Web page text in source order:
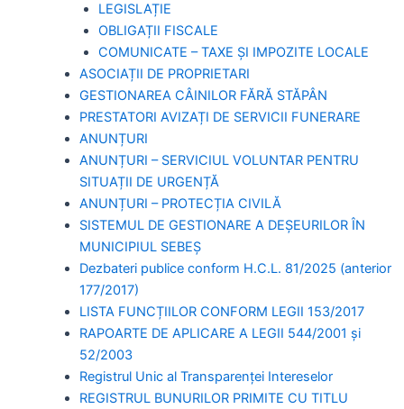
LEGISLAȚIE
OBLIGAȚII FISCALE
COMUNICATE – TAXE ȘI IMPOZITE LOCALE
ASOCIAȚII DE PROPRIETARI
GESTIONAREA CÂINILOR FĂRĂ STĂPÂN
PRESTATORI AVIZAȚI DE SERVICII FUNERARE
ANUNȚURI
ANUNȚURI – SERVICIUL VOLUNTAR PENTRU
SITUAȚII DE URGENȚĂ
ANUNȚURI – PROTECȚIA CIVILĂ
SISTEMUL DE GESTIONARE A DEȘEURILOR ÎN
MUNICIPIUL SEBEȘ
Dezbateri publice conform H.C.L. 81/2025 (anterior
177/2017)
LISTA FUNCȚIILOR CONFORM LEGII 153/2017
RAPOARTE DE APLICARE A LEGII 544/2001 și
52/2003
Registrul Unic al Transparenței Intereselor
REGISTRUL BUNURILOR PRIMITE CU TITLU